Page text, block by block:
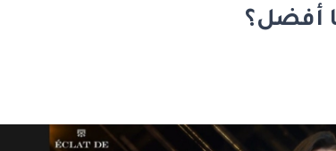
أفضل؟